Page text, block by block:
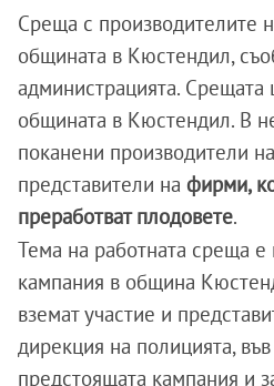
Среща с производителите
общината в Кюстендил,
администрацията. Срещата
общината в Кюстендил. В
поканени производители
представители на фирми,
преработват плодовете.
Тема на работната среща е
кампания в община
вземат участие и
дирекция на полицията, във
предстоящата кампания и